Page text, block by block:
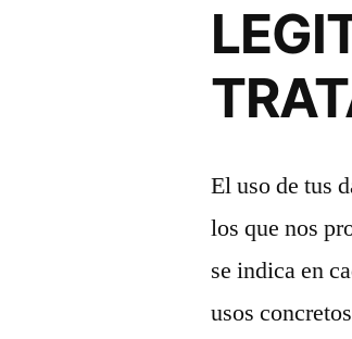
El uso de tus
los que nos
se indica en
usos